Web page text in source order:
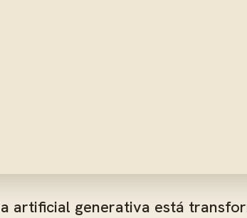
artificial generativa está